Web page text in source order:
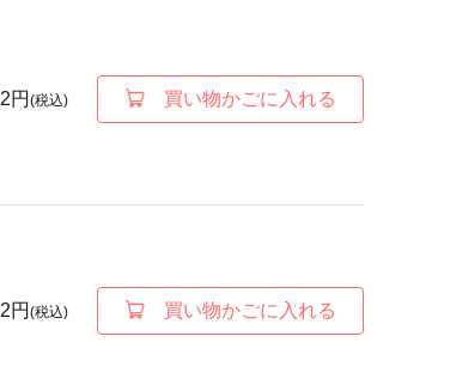
円 (税込) 買い物かごに入れる
円 (税込) 買い物かごに入れる